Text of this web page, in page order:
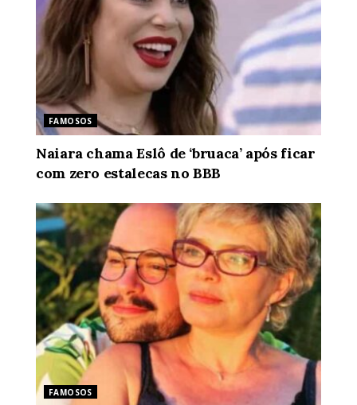
FAMOSOS
Naiara chama Eslô de ‘bruaca’ após ficar
com zero estalecas no BBB
FAMOSOS